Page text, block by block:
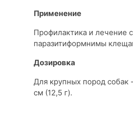
Применение
Профилактика и лечение
паразитиформнимы
Дозировка
Для крупных пород собак
см (12,5 г).